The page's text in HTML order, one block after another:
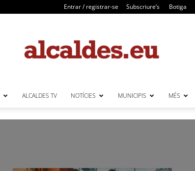
Entrar / registrar-se Subscriure’s Botiga
ALCALDES TV NOTÍCIES MUNICIPIS MÉS